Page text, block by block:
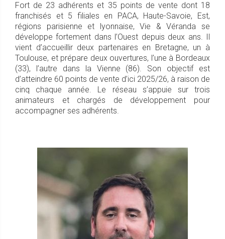
Fort de 23 adhérents et 35 points de vente dont 18
franchisés et 5 filiales en PACA, Haute-Savoie, Est,
régions parisienne et lyonnaise, Vie & Véranda se
développe fortement dans l’Ouest depuis deux ans. Il
vient d’accueillir deux partenaires en Bretagne, un à
Toulouse, et prépare deux ouvertures, l’une à Bordeaux
(33), l’autre dans la Vienne (86). Son objectif est
d’atteindre 60 points de vente d’ici 2025/26, à raison de
cinq chaque année. Le réseau s’appuie sur trois
animateurs et chargés de développement pour
accompagner ses adhérents.